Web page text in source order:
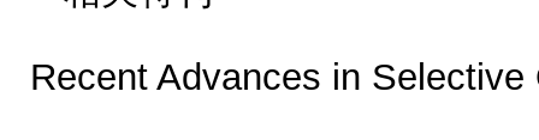
Recent Advances in Selective